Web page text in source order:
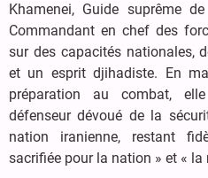
Khamenei, Guide suprême
Commandant en chef des
sur des capacités nationales,
et un esprit djihadiste. En
préparation au combat,
défenseur dévoué de la
nation iranienne, restant
sacrifiée pour la nation » et « la